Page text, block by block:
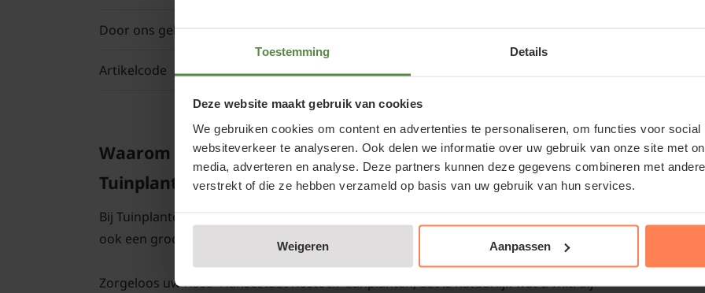
Toestemming Details
Deze website maakt gebruik van cookies
We gebruiken cookies om content en advertenties te personaliseren, om functies voor social
websiteverkeer te analyseren. Ook delen we informatie over uw gebruik van onze site met
media, adverteren en analyse. Deze partners kunnen deze gegevens combineren met
verstrekt of die ze hebben verzameld op basis van uw gebruik van hun services.
Weigeren Aanpassen
Door ons geleverde potmaat
Artikelcode
De ideale standplaats
en de roos zal ook
roos in de
volledig in de schaduw
Rosa
Waarom Rosa 'Hansestadt Rostock' kopen of Trosroos kopen bij
Tuinplantenwinkel.nl
Bij Tuinplantenwinkel.nl koopt u een Trosroos bij een betrouwbare partij. Naast de webshop is er
ook een groot planten- en bomencentrum; u kunt ons echt bezoeken.
Zorgeloos uw Rosa 'Hansestadt Rostock' aanplanten, dat is natuurlijk wat u wilt! Bij